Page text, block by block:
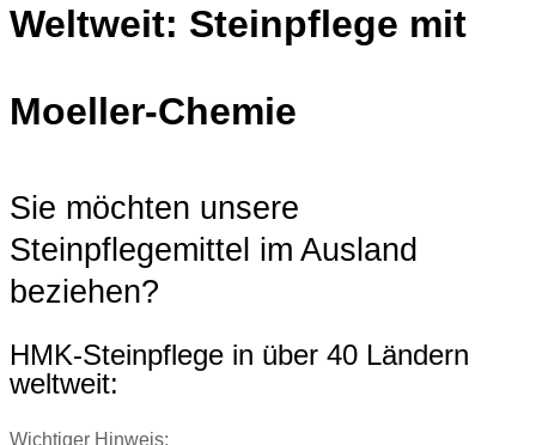
Weltweit: Steinpflege mit
Moeller-Chemie
Sie möchten unsere
Steinpflegemittel im Ausland
beziehen?
HMK-Steinpflege in über 40 Ländern
weltweit:
Wichtiger Hinweis: